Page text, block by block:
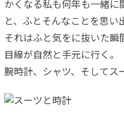
かくなる私も何年も一緒に
と、ふとそんなことを思い
それはふと気をに抜いた瞬
目線が自然と手元に行く。
腕時計、シャツ、そしてス